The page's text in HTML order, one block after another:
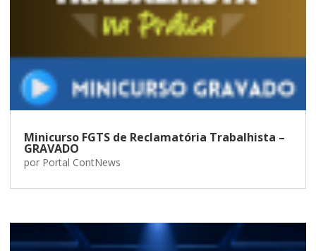
Minicurso FGTS de Reclamatória Trabalhista –
GRAVADO
por Portal ContNews